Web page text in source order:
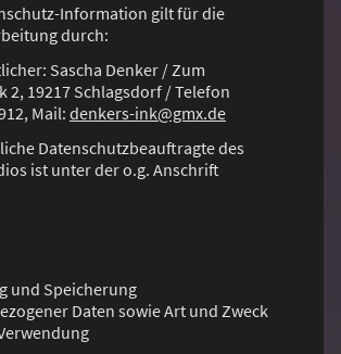
Information gilt für die
durch:
Sascha Denker / Zum
2, 19217 Schlagsdorf / Telefon
Mail: denkers-ink@gmx.de
Datenschutzbeauftragte des
ist unter der o.g. Anschrift
und Speicherung
Daten sowie Art und Zweck